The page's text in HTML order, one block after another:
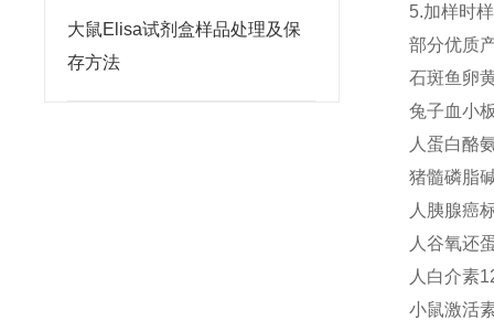
大鼠Elisa试剂盒样品处理及保
存方法
5.加样时
部分优质
石斑鱼卵
兔子血小
人蛋白酪
猪髓磷脂
人胰腺癌
人谷氧还
人白介素
小鼠激活